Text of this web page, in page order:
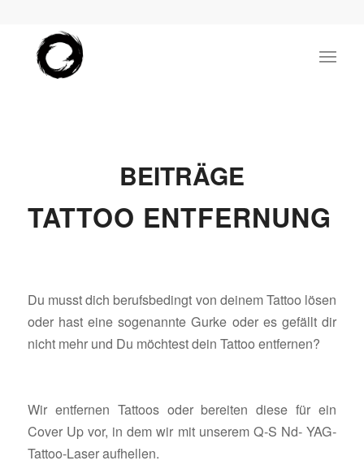
BEITRÄGE
TATTOO ENTFERNUNG
Du musst dich berufsbedingt von deinem Tattoo lösen
oder hast eine sogenannte Gurke oder es gefällt dir
nicht mehr und Du möchtest dein Tattoo entfernen?
Wir entfernen Tattoos oder bereiten diese für ein
Cover Up vor, in dem wir mit unserem Q-S Nd- YAG-
Tattoo-Laser aufhellen.